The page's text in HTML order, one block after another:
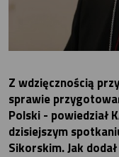
Z wdzięcznością
sprawie
Polski - powiedział
dzisiejszym
Sikorskim. Jak